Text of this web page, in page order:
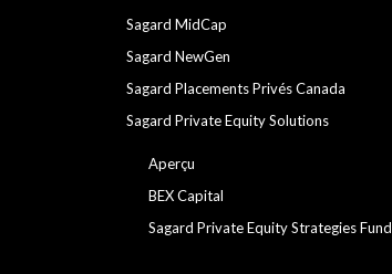
Sagard MidCap
Sagard NewGen
Sagard Placements Privés Canada
Sagard Private Equity Solutions
Aperçu
BEX Capital
Sagard Private Equity Strategies Fund